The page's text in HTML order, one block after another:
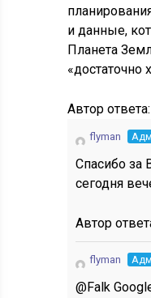
и данные,
Планета
Автор
flyman
Спасибо за
сегодня
Автор
flyman
@Falk